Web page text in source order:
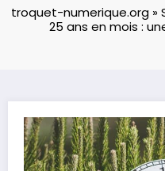
troquet-numerique.org »
25 ans en mois :